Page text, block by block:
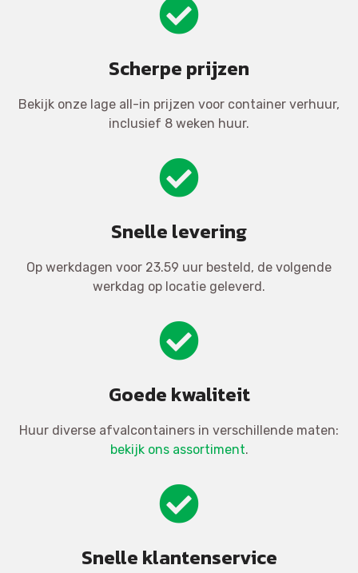
Scherpe prijzen
Bekijk onze lage all-in prijzen voor container verhuur,
inclusief 8 weken huur.
Snelle levering
Op werkdagen voor 23.59 uur besteld, de volgende
werkdag op locatie geleverd.
Goede kwaliteit
Huur diverse afvalcontainers in verschillende maten:
bekijk ons assortiment.
Snelle klantenservice